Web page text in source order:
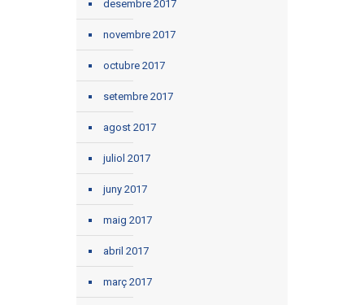
desembre 2017
novembre 2017
octubre 2017
setembre 2017
agost 2017
juliol 2017
juny 2017
maig 2017
abril 2017
març 2017